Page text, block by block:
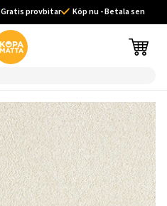
Gratis provbitar Köp nu - Betala sen